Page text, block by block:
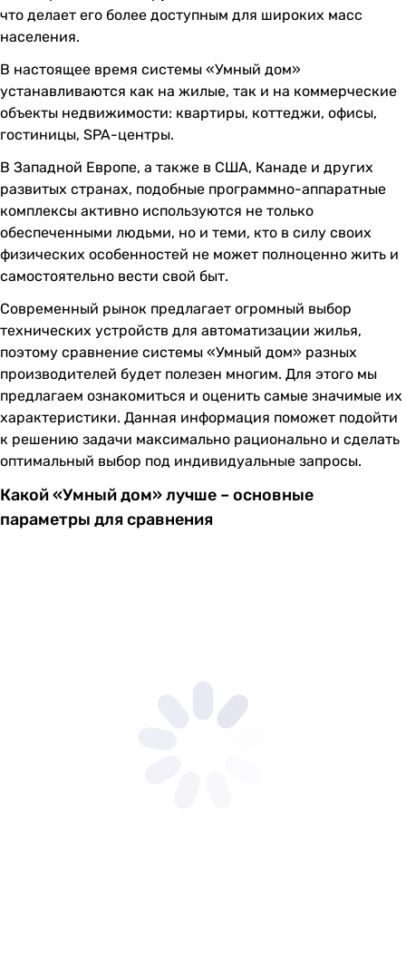
что делает его более доступным для широких масс
населения.
В настоящее время системы «Умный дом»
устанавливаются как на жилые, так и на коммерческие
объекты недвижимости: квартиры, коттеджи, офисы,
гостиницы, SPA-центры.
В Западной Европе, а также в США, Канаде и других
развитых странах, подобные программно-аппаратные
комплексы активно используются не только
обеспеченными людьми, но и теми, кто в силу своих
физических особенностей не может полноценно жить и
самостоятельно вести свой быт.
Современный рынок предлагает огромный выбор
технических устройств для автоматизации жилья,
поэтому сравнение системы «Умный дом» разных
производителей будет полезен многим. Для этого мы
предлагаем ознакомиться и оценить самые значимые их
характеристики. Данная информация поможет подойти
к решению задачи максимально рационально и сделать
оптимальный выбор под индивидуальные запросы.
Какой «Умный дом» лучше – основные
параметры для сравнения